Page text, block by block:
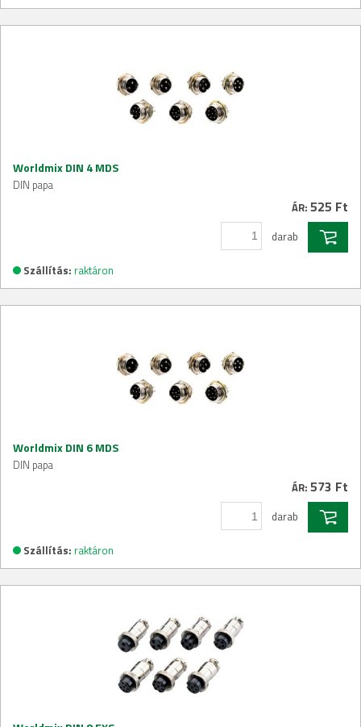
Worldmix DIN 4 MDS
DIN papa
ÁR: 525 Ft
darab
Szállítás: raktáron
Worldmix DIN 6 MDS
DIN papa
ÁR: 573 Ft
darab
Szállítás: raktáron